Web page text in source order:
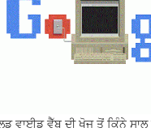
ਵਾਈਡ ਵੈੱਬ ਦੀ ਖੋਜ ਤੋਂ ਕਿੰਨੇ